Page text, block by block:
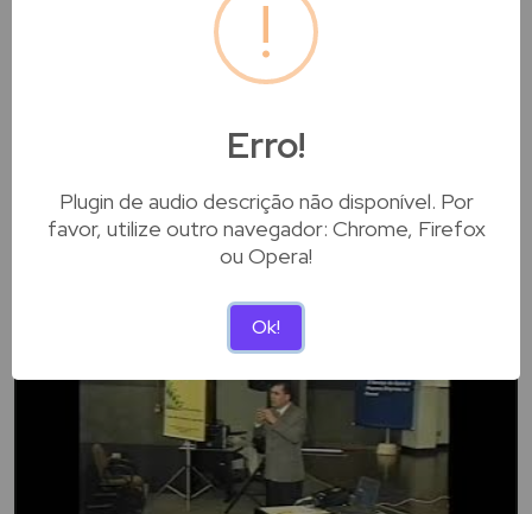
Café com Cultura - parte 1
!
Erro!
Plugin de audio descrição não disponível. Por
favor, utilize outro navegador: Chrome, Firefox
ou Opera!
Ok!